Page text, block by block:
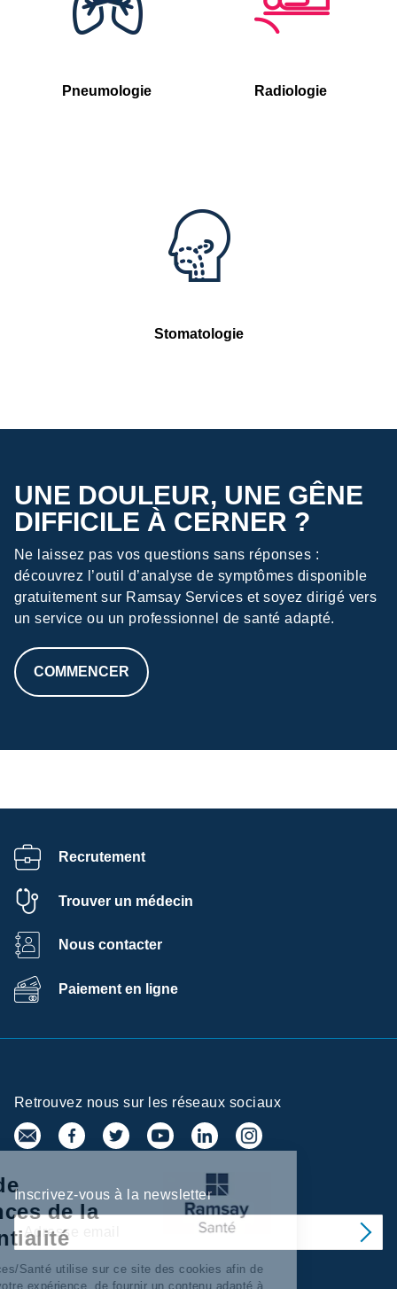
Pneumologie Radiologie
Stomatologie
UNE DOULEUR, UNE GÊNE
DIFFICILE À CERNER ?
Ne laissez pas vos questions sans réponses :
découvrez l’outil d’analyse de symptômes disponible
gratuitement sur Ramsay Services et soyez dirigé vers
un service ou un professionnel de santé adapté.
COMMENCER
Recrutement
Trouver un médecin
Nous contacter
Paiement en ligne
Retrouvez nous sur les réseaux sociaux
Inscrivez-vous à la newsletter
Centre de
préférences de la
confidentialité
Ramsay Services/Santé utilise sur ce site des cookies afin de
personnaliser votre expérience, de fournir un contenu adapté à